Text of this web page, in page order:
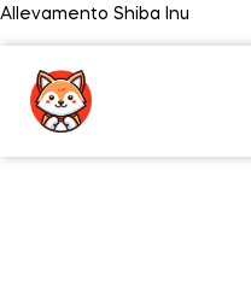
Allevamento Shiba Inu